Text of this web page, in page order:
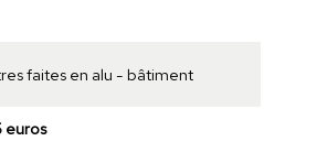
faites en alu - bâtiment
euros